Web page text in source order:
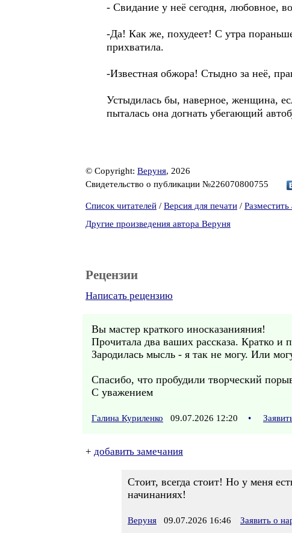
- Свидание у неё сегодня, любовное,
-Да! Как же, похудеет! С утра
прихватила.
-Известная обжора! Стыдно за неё,
Устыдилась бы, наверное, женщина,
пыталась она догнать убегающий
© Copyright: Веруня, 2026
Свидетельство о публикации №226070800755
Список читателей / Версия для печати / Разместить
Другие произведения автора Веруня
Рецензии
Написать рецензию
Вы мастер краткого иносказанияния!
Прочитала два ваших рассказа. Кратко и
Зародилась мысль - я так не могу. Или
Спасибо, что пробудили творческий
С уважением
Галина Куриленко 09.07.2026 12:20 •
+ добавить замечания
Стоит, всегда стоит! Но у меня
начинаниях!
Веруня 09.07.2026 16:46 Заявить о